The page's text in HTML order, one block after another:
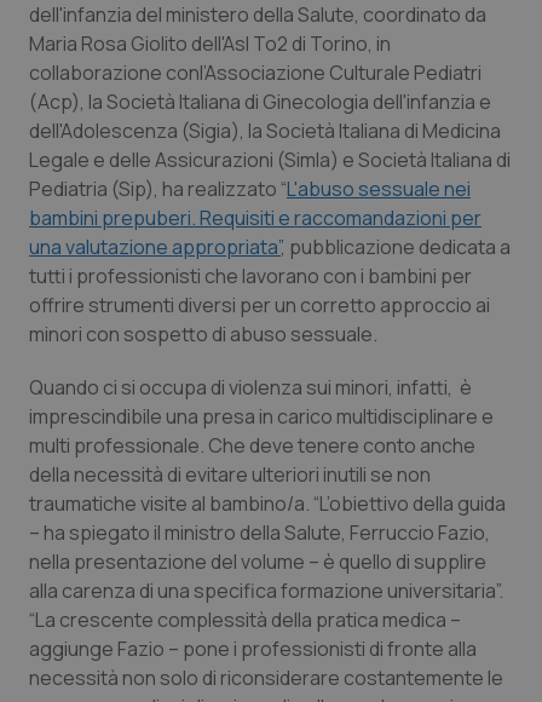
Liguria
Lombardia
Marche
Molise
Piemonte
Provincia Autonoma di Bolzano
Provincia Autonoma di Trento
Puglia
Sardegna
Sicilia
Toscana
Disturbi dell’umore
Dolore
Donna & Salute
Epatiti
HIV
Infezioni & Febbre
Ipertensione & Scompenso
Malattie rare
Malattia di Crohn & Rettocolite Ulcerosa
Neuroscienze & patologie neurodegenerative
Obesità
dell'infanzia del ministero della Salute, coordinato da
Maria Rosa Giolito dell'Asl To2 di Torino, in
collaborazione conl’Associazione Culturale Pediatri
(Acp), la Società Italiana di Ginecologia dell'infanzia e
dell'Adolescenza (Sigia), la Società Italiana di Medicina
Legale e delle Assicurazioni (Simla) e Società Italiana di
Pediatria (Sip), ha realizzato “L'abuso sessuale nei
bambini prepuberi. Requisiti e raccomandazioni per
una valutazione appropriata”, pubblicazione dedicata a
tutti i professionisti che lavorano con i bambini per
offrire strumenti diversi per un corretto approccio ai
minori con sospetto di abuso sessuale.
Quando ci si occupa di violenza sui minori, infatti, è
imprescindibile una presa in carico multidisciplinare e
multi professionale. Che deve tenere conto anche
della necessità di evitare ulteriori inutili se non
traumatiche visite al bambino/a. “L’obiettivo della guida
– ha spiegato il ministro della Salute, Ferruccio Fazio,
nella presentazione del volume – è quello di supplire
alla carenza di una specifica formazione universitaria”.
“La crescente complessità della pratica medica –
aggiunge Fazio – pone i professionisti di fronte alla
necessità non solo di riconsiderare costantemente le